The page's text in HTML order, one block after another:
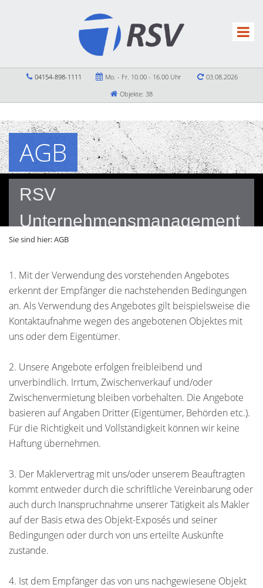
04154-898-1111 Mo. - Fr. 10.00 - 16.00 Uhr
03.08.2026
Objekte: 38
AGB
RSV
Unternehmensmanagement
GmbH
Sie sind hier:AGB
1. Mit der Verwendung des vorstehenden Angebotes
erkennt der Empfänger die nachstehenden Bedingungen
an. Als Verwendung des Angebotes gilt beispielsweise die
Kontaktaufnahme wegen des angebotenen Objektes mit
uns oder dem Eigentümer.
2. Unsere Angebote erfolgen freibleibend und
unverbindlich. Irrtum, Zwischenverkauf und/oder
Zwischenvermietung bleiben vorbehalten. Die Angebote
basieren auf Angaben Dritter (Eigentümer, Behörden etc.).
Für die Richtigkeit und Vollständigkeit können wir keine
Haftung übernehmen.
3. Der Maklervertrag mit uns/oder unserem Beauftragten
kommt entweder durch die schriftliche Vereinbarung oder
auch durch Inanspruchnahme unserer Tätigkeit als Makler
auf der Basis etwa des Objekt-Exposés und seiner
Bedingungen oder durch von uns erteilte Auskünfte
zustande.
4. Ist dem Empfänger das von uns nachgewiesene Objekt